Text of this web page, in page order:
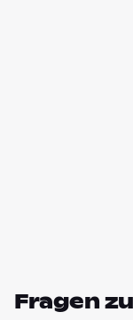
Fragen